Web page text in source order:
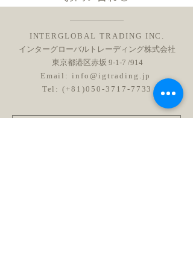
INTERGLOBAL TRADING INC.
インターグローバルトレーディング株式会社
東京都港区赤坂 9-1-7 /914
Email:info@igtrading.jp
Tel: (+81)050-3717-7733